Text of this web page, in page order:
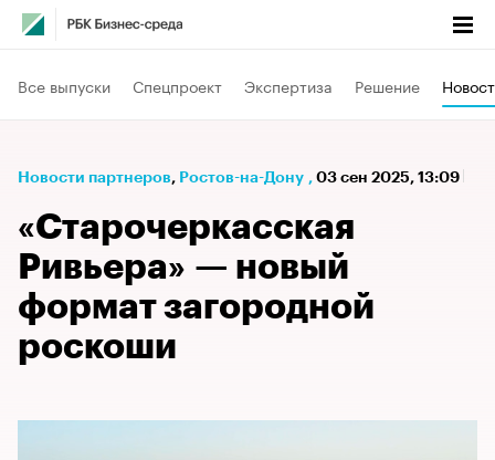
Все выпуски Спецпроект Экспертиза Решение
Новости партнеров⁠, Ростов-на-Дону , 03 сен 2025, 13:09
«Старочеркасская
Ривьера» — новый
формат загородной
роскоши